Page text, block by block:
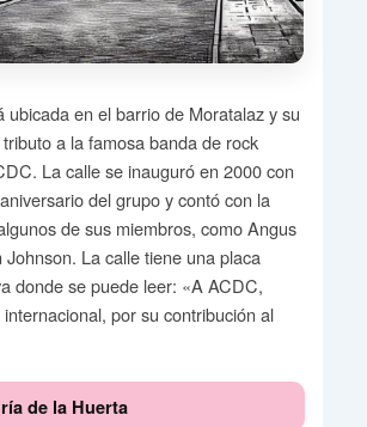
ubicada en el barrio de Moratalaz y su
a la famosa banda de rock
La calle se inauguró en 2000 con
del grupo y contó con la
de sus miembros, como Angus
La calle tiene una placa
donde se puede leer: «A ACDC,
por su contribución al
de la Huerta